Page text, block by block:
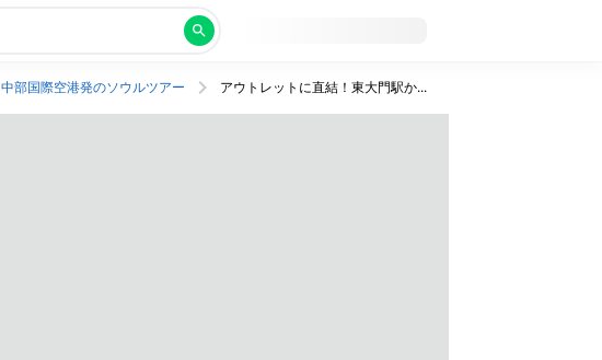
中部国際空港発のソウルツアー アウトレットに直結！東大門駅から徒歩5分の便利なホテルに宿泊